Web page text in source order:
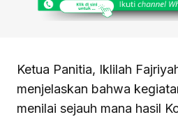
Ketua Panitia, Iklilah
menjelaskan bahwa
menilai sejauh mana hasil